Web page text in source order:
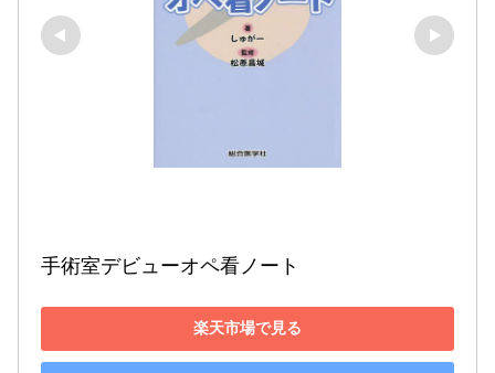
手術室デビューオペ看ノート
楽天市場で見る